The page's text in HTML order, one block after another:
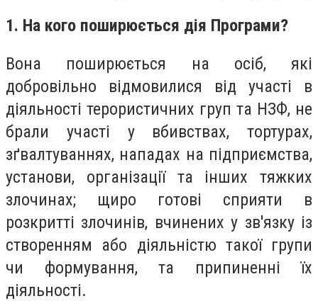
1. На кого поширюється дія Програми?
Вона поширюється на осіб, які
добровільно відмовилися від участі в
діяльності терористичних груп та НЗФ, не
брали участі у вбивствах, тортурах,
зґвалтуваннях, нападах на підприємства,
установи, організації та інших тяжких
злочинах; щиро готові сприяти в
розкритті злочинів, вчинених у зв'язку із
створенням або діяльністю такої групи
чи формування, та припиненні їх
діяльності.